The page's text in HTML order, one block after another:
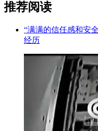
推荐阅读
“满满的信任感和安
经历